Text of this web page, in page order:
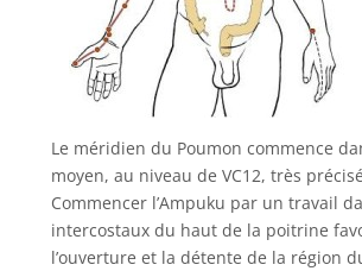
Le méridien du Poumon commence
moyen, au niveau de VC12, très
Commencer l’Ampuku par un travail
intercostaux du haut de la poitrine
l’ouverture et la détente de la région